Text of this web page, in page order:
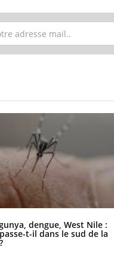
dengue, West Nile :
t-il dans le sud de la